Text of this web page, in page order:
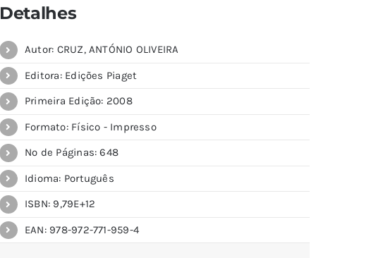
Detalhes
Autor: CRUZ, ANTÓNIO OLIVEIRA
Editora: Edições Piaget
Primeira Edição: 2008
Formato: Físico - Impresso
Nº de Páginas: 648
Idioma: Português
ISBN: 9,79E+12
EAN: 978-972-771-959-4